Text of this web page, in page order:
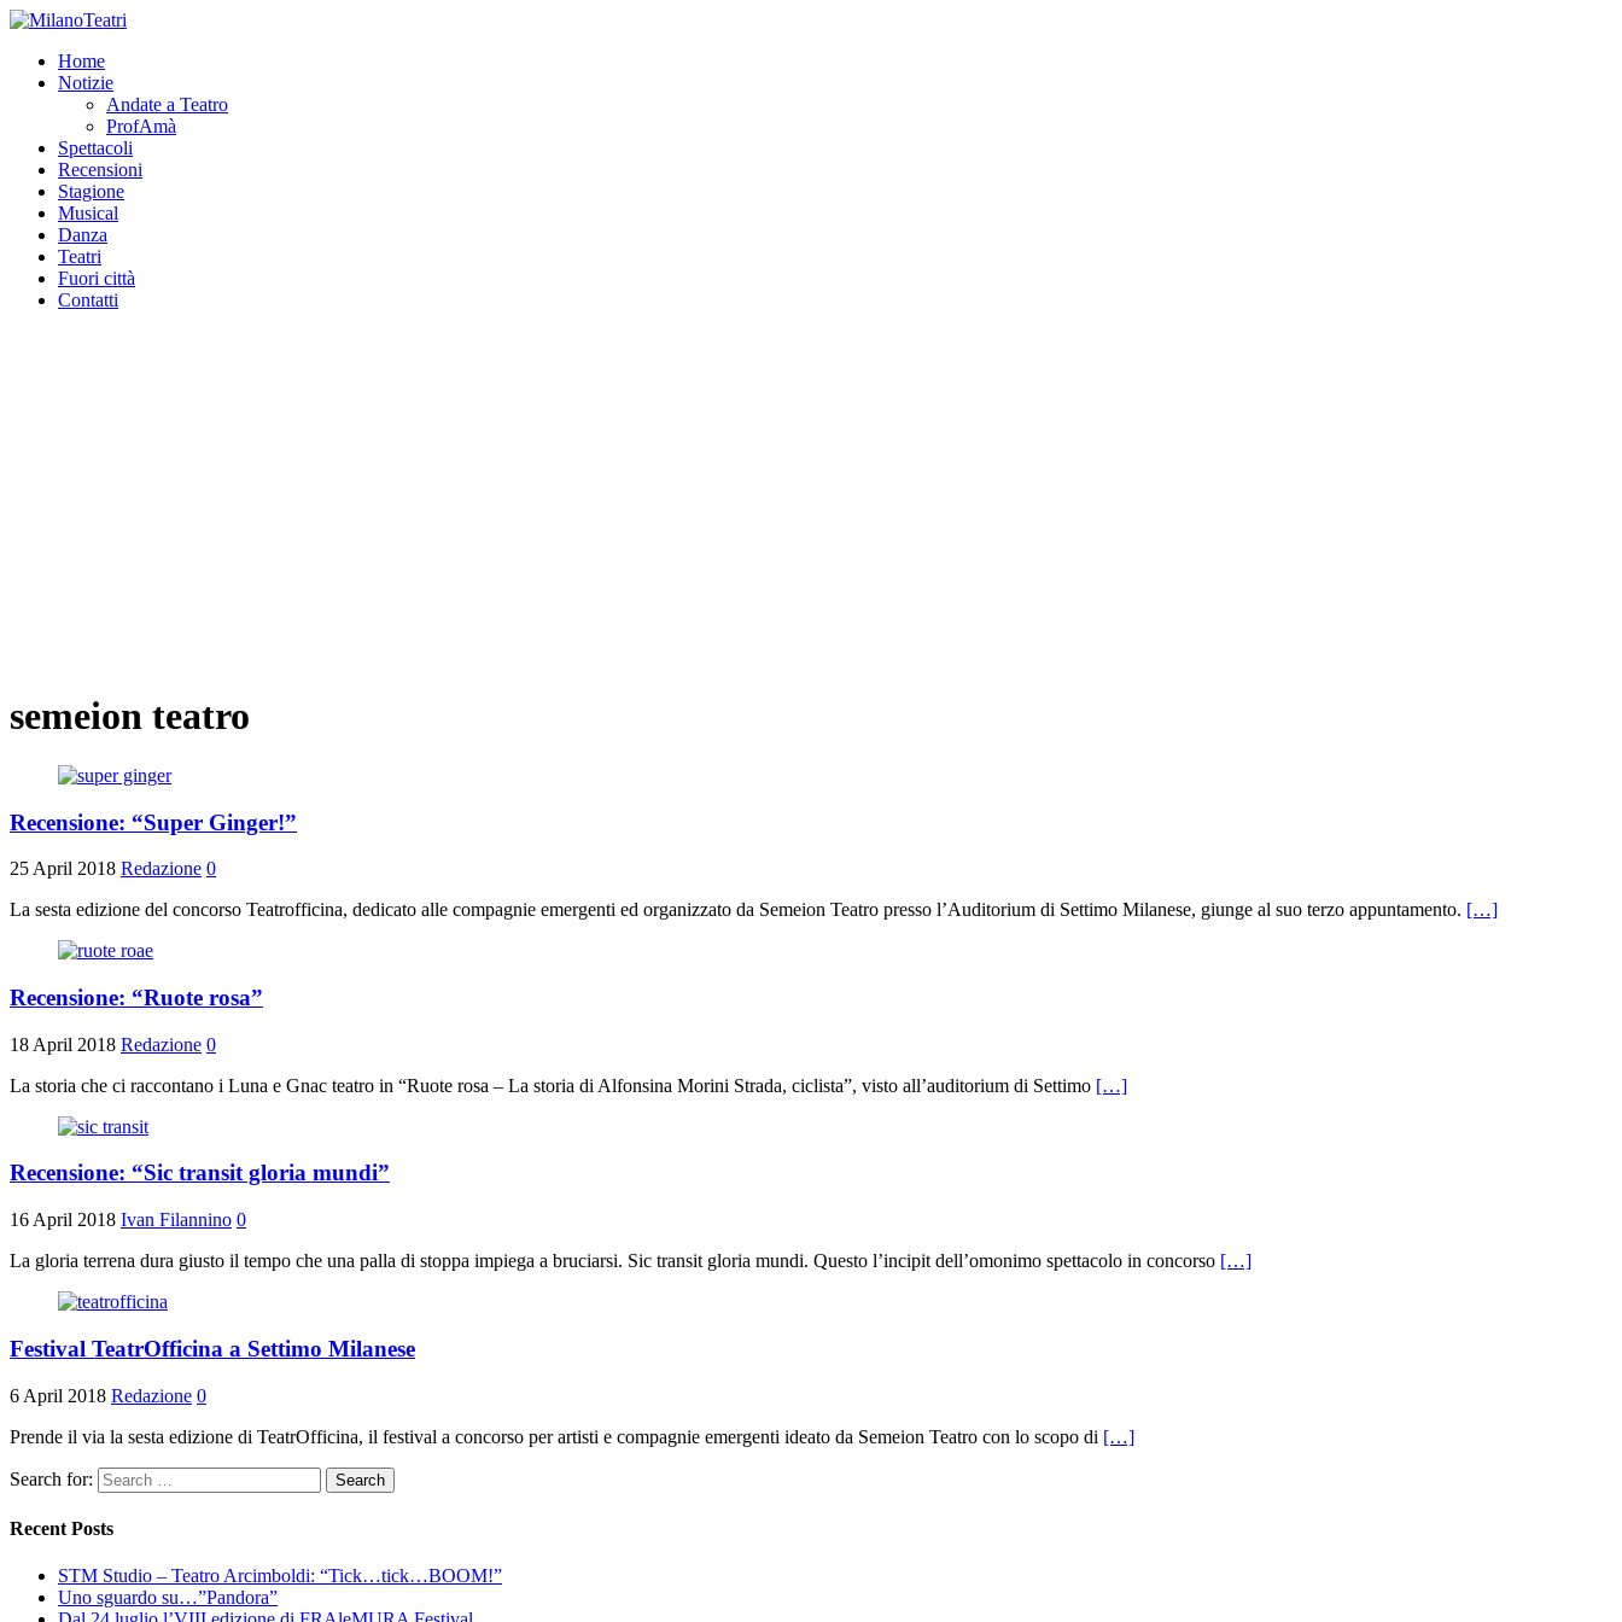
Home
Notizie
Andate a Teatro
ProfAmà
Spettacoli
Recensioni
Stagione
Musical
Danza
Teatri
Fuori città
Contatti
semeion teatro
Recensione: “Super Ginger!”
25 April 2018 Redazione 0
La sesta edizione del concorso Teatrofficina, dedicato alle compagnie emergenti ed organizzato da Semeion Teatro presso l’Auditorium di Settimo Milanese, giunge al suo terzo appuntamento. […]
Recensione: “Ruote rosa”
18 April 2018 Redazione 0
La storia che ci raccontano i Luna e Gnac teatro in “Ruote rosa – La storia di Alfonsina Morini Strada, ciclista”, visto all’auditorium di Settimo […]
Recensione: “Sic transit gloria mundi”
16 April 2018 Ivan Filannino 0
La gloria terrena dura giusto il tempo che una palla di stoppa impiega a bruciarsi. Sic transit gloria mundi. Questo l’incipit dell’omonimo spettacolo in concorso […]
Festival TeatrOfficina a Settimo Milanese
6 April 2018 Redazione 0
Prende il via la sesta edizione di TeatrOfficina, il festival a concorso per artisti e compagnie emergenti ideato da Semeion Teatro con lo scopo di […]
Search for:
Recent Posts
STM Studio – Teatro Arcimboldi: “Tick…tick…BOOM!”
Uno sguardo su…”Pandora”